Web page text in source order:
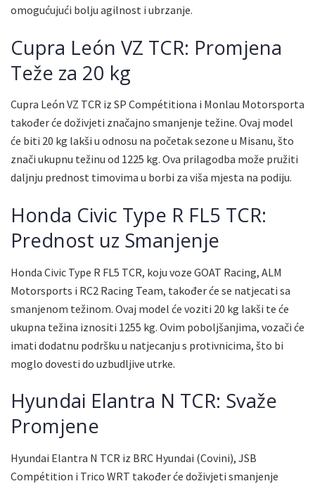
omogućujući bolju agilnost i ubrzanje.
Cupra León VZ TCR: Promjena
Teže za 20 kg
Cupra León VZ TCR iz SP Compétitiona i Monlau Motorsporta
također će doživjeti značajno smanjenje težine. Ovaj model
će biti 20 kg lakši u odnosu na početak sezone u Misanu, što
znači ukupnu težinu od 1225 kg. Ova prilagodba može pružiti
daljnju prednost timovima u borbi za viša mjesta na podiju.
Honda Civic Type R FL5 TCR:
Prednost uz Smanjenje
Honda Civic Type R FL5 TCR, koju voze GOAT Racing, ALM
Motorsports i RC2 Racing Team, također će se natjecati sa
smanjenom težinom. Ovaj model će voziti 20 kg lakši te će
ukupna težina iznositi 1255 kg. Ovim poboljšanjima, vozači će
imati dodatnu podršku u natjecanju s protivnicima, što bi
moglo dovesti do uzbudljive utrke.
Hyundai Elantra N TCR: Svaže
Promjene
Hyundai Elantra N TCR iz BRC Hyundai (Covini), JSB
Compétition i Trico WRT također će doživjeti smanjenje